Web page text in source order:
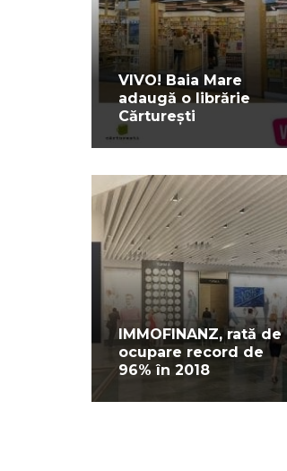
VIVO! Baia Mare
adaugă o librărie
Cărturești
IMMOFINANZ, rată de
ocupare record de
96% în 2018